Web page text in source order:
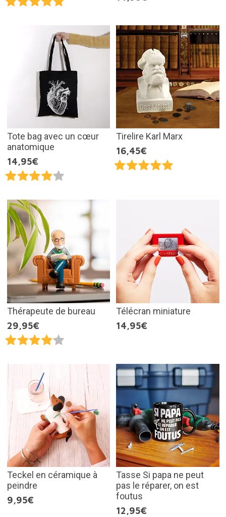
Tote bag avec un cœur
anatomique
14,95€
Tirelire Karl Marx
16,45€
Thérapeute de bureau
29,95€
Télécran miniature
14,95€
Teckel en céramique à
peindre
9,95€
Tasse Si papa ne peut
pas le réparer, on est
foutus
12,95€